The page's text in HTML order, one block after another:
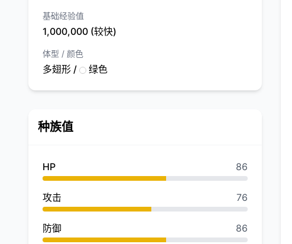
基础经验值
1,000,000 (较快)
体型 / 颜色
多翅形 / 绿色
种族值
HP 86
攻击 76
防御 86